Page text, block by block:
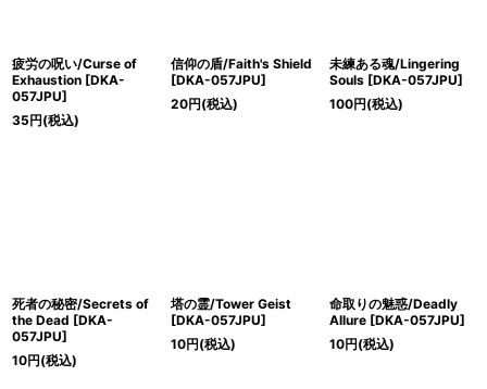
絞り込む
疲労の呪い/Curse of
Exhaustion [DKA-
057JPU]
35円(税込)
信仰の盾/Faith's Shield
[DKA-057JPU]
20円(税込)
未練ある魂/Lingering
Souls [DKA-057JPU]
100円(税込)
死者の秘密/Secrets of
the Dead [DKA-
057JPU]
10円(税込)
塔の霊/Tower Geist
[DKA-057JPU]
10円(税込)
命取りの魅惑/Deadly
Allure [DKA-057JPU]
10円(税込)